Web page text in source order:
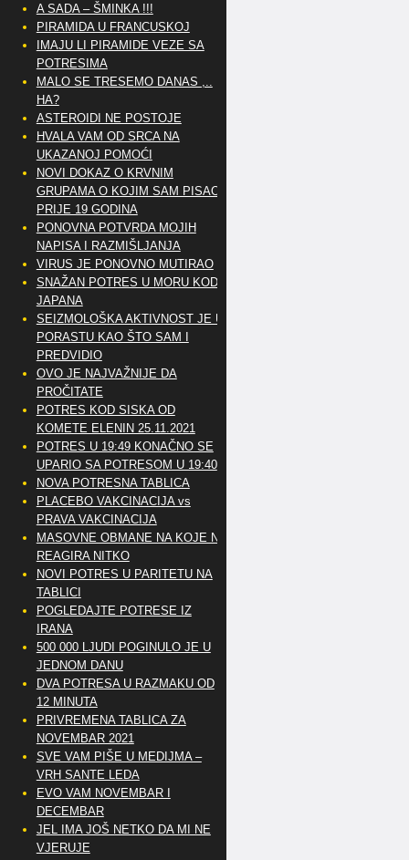
A SADA – ŠMINKA !!!
PIRAMIDA U FRANCUSKOJ
IMAJU LI PIRAMIDE VEZE SA
POTRESIMA
MALO SE TRESEMO DANAS ,..
HA?
ASTEROIDI NE POSTOJE
HVALA VAM OD SRCA NA
UKAZANOJ POMOĆI
NOVI DOKAZ O KRVNIM
GRUPAMA O KOJIM SAM PISAO
PRIJE 19 GODINA
PONOVNA POTVRDA MOJIH
NAPISA I RAZMIŠLJANJA
VIRUS JE PONOVNO MUTIRAO
SNAŽAN POTRES U MORU KOD
JAPANA
SEIZMOLOŠKA AKTIVNOST JE U
PORASTU KAO ŠTO SAM I
PREDVIDIO
OVO JE NAJVAŽNIJE DA
PROČITATE
POTRES KOD SISKA OD
KOMETE ELENIN 25.11.2021
POTRES U 19:49 KONAČNO SE
UPARIO SA POTRESOM U 19:40
NOVA POTRESNA TABLICA
PLACEBO VAKCINACIJA vs
PRAVA VAKCINACIJA
MASOVNE OBMANE NA KOJE NE
REAGIRA NITKO
NOVI POTRES U PARITETU NA
TABLICI
POGLEDAJTE POTRESE IZ
IRANA
500 000 LJUDI POGINULO JE U
JEDNOM DANU
DVA POTRESA U RAZMAKU OD
12 MINUTA
PRIVREMENA TABLICA ZA
NOVEMBAR 2021
SVE VAM PIŠE U MEDIJMA –
VRH SANTE LEDA
EVO VAM NOVEMBAR I
DECEMBAR
JEL IMA JOŠ NETKO DA MI NE
VJERUJE